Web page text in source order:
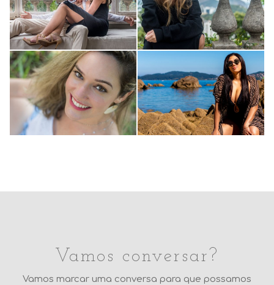
Maroja e Daniel
Arraiss
2288
1
Venâncio
0
Ensaio Feminino
Ensaio Dani
2254
Ensaio Feminino
Yohanna -
Ensaio feminino
1414
Vamos conversar?
Vamos marcar uma conversa para que possamos